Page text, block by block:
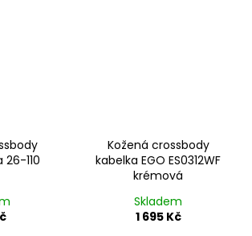
26-110
Kožená crossbody
kabelka EGO ES0312WF
krémová
Skladem
1 695 Kč